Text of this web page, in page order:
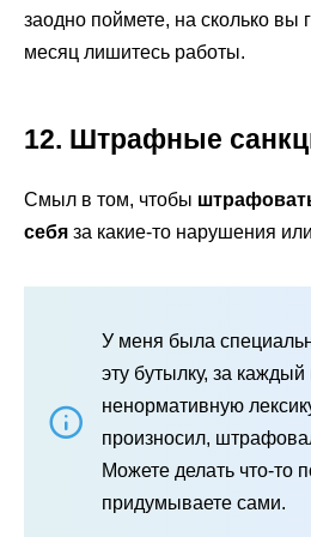
заодно поймете, на сколько вы
месяц лишитесь работы.
12. Штрафные
Смыл в том, чтобы
себя за какие-то нарушения
У меня была
эту бутылку, за каждый
ненормативную
произносил,
Можете делать что-то
придумываете сами.